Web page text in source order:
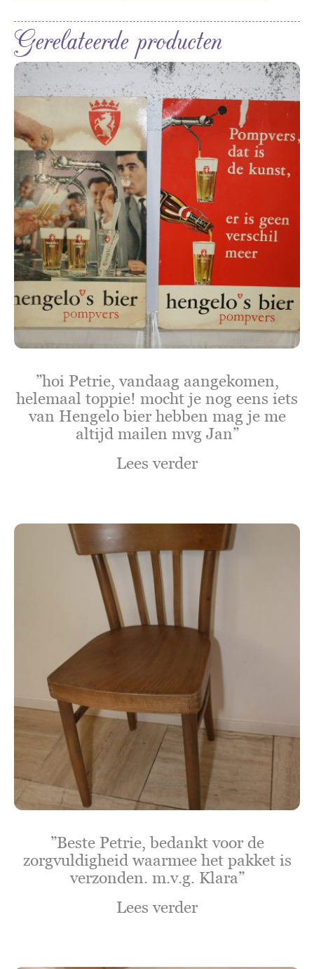
Gerelateerde producten
”hoi Petrie, vandaag aangekomen,
helemaal toppie! mocht je nog eens iets
van Hengelo bier hebben mag je me
altijd mailen mvg Jan”
Lees verder
”Beste Petrie, bedankt voor de
zorgvuldigheid waarmee het pakket is
verzonden. m.v.g. Klara”
Lees verder